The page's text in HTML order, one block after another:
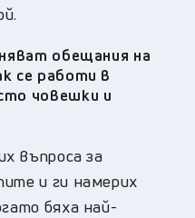
обещания на
се работи в
човешки и
въпроса за
и ги намерих
бяха най-